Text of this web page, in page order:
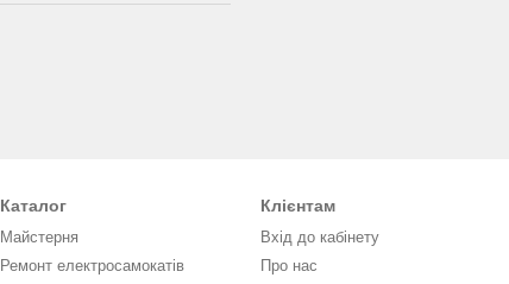
Каталог
Майстерня
Ремонт електросамокатів
Клієнтам
Вхід до кабінету
Про нас